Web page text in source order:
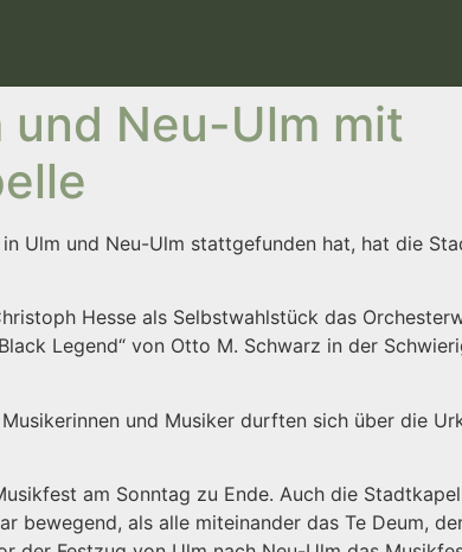
Neu-Ulm mit
Ulm und Neu-Ulm stattgefunden hat, hat die
Hesse als Selbstwahlstück das
Legend“ von Otto M. Schwarz in der
und Musiker durften sich über die
am Sonntag zu Ende. Auch die
als alle miteinander das Te Deum,